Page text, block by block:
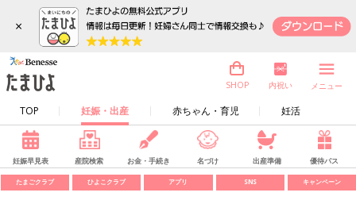
×
TOP 妊娠・出産 赤ちゃん・育児 妊活
SHOP 内祝い メニュー
妊娠早見表 産院検索 お金・手続き 名づけ 出産準備 優待パス
たまごクラブ ひよこクラブ アプリ SNS キャンペーン